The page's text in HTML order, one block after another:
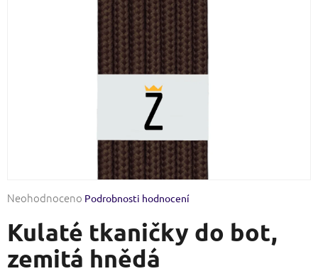
Průměrné
produktu
je
0,0
z
Neohodnoceno Podrobnosti hodnocení
Kulaté tkaničky do bot,
zemitá hnědá